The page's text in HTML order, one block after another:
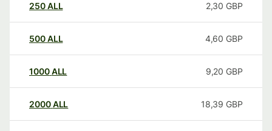
250ALL 2,30 GBP
500ALL 4,60 GBP
1000ALL 9,20 GBP
2000ALL 18,39 GBP